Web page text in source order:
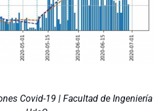
Covid-19 | Facultad de Ingeniería